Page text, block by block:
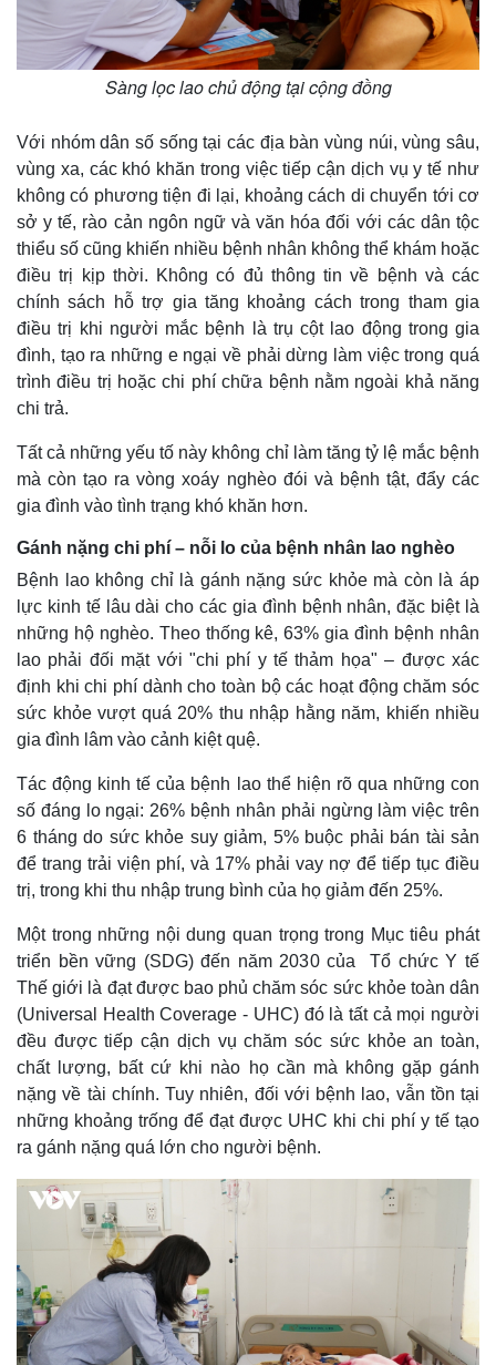
Quan sát
Cuộc sống đó đây
Hồ sơ
Video
Ảnh
E-Magazine
Infographic
Kinh tế
Bất động sản
Khởi nghiệp
Thị trường
Giá vàng
Tiêu dùng
Tỷ giá
Chứng khoán
Giá cà phê
Sàng lọc lao chủ động tại cộng đồng
Với nhóm dân số sống tại các địa bàn vùng núi, vùng sâu,
vùng xa, các khó khăn trong việc tiếp cận dịch vụ y tế như
không có phương tiện đi lại, khoảng cách di chuyển tới cơ
sở y tế, rào cản ngôn ngữ và văn hóa đối với các dân tộc
thiểu số cũng khiến nhiều bệnh nhân không thể khám hoặc
điều trị kịp thời. Không có đủ thông tin về bệnh và các
chính sách hỗ trợ gia tăng khoảng cách trong tham gia
điều trị khi người mắc bệnh là trụ cột lao động trong gia
đình, tạo ra những e ngại về phải dừng làm việc trong quá
trình điều trị hoặc chi phí chữa bệnh nằm ngoài khả năng
chi trả.
Tất cả những yếu tố này không chỉ làm tăng tỷ lệ mắc bệnh
mà còn tạo ra vòng xoáy nghèo đói và bệnh tật, đẩy các
gia đình vào tình trạng khó khăn hơn.
Gánh nặng chi phí – nỗi lo của bệnh nhân lao nghèo
Bệnh lao không chỉ là gánh nặng sức khỏe mà còn là áp
lực kinh tế lâu dài cho các gia đình bệnh nhân, đặc biệt là
những hộ nghèo. Theo thống kê, 63% gia đình bệnh nhân
lao phải đối mặt với "chi phí y tế thảm họa" – được xác
định khi chi phí dành cho toàn bộ các hoạt động chăm sóc
sức khỏe vượt quá 20% thu nhập hằng năm, khiến nhiều
gia đình lâm vào cảnh kiệt quệ.
Tác động kinh tế của bệnh lao thể hiện rõ qua những con
số đáng lo ngại: 26% bệnh nhân phải ngừng làm việc trên
6 tháng do sức khỏe suy giảm, 5% buộc phải bán tài sản
để trang trải viện phí, và 17% phải vay nợ để tiếp tục điều
trị, trong khi thu nhập trung bình của họ giảm đến 25%.
Một trong những nội dung quan trọng trong Mục tiêu phát
triển bền vững (SDG) đến năm 2030 của Tổ chức Y tế
Thế giới là đạt được bao phủ chăm sóc sức khỏe toàn dân
(Universal Health Coverage - UHC) đó là tất cả mọi người
đều được tiếp cận dịch vụ chăm sóc sức khỏe an toàn,
chất lượng, bất cứ khi nào họ cần mà không gặp gánh
nặng về tài chính. Tuy nhiên, đối với bệnh lao, vẫn tồn tại
những khoảng trống để đạt được UHC khi chi phí y tế tạo
ra gánh nặng quá lớn cho người bệnh.